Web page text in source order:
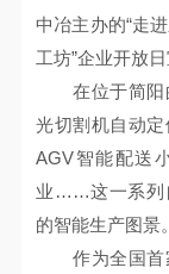
中冶主办的“走
工坊”企业开放
在位于简阳
光切割机自动
AGV智能配送
业……这一系列
的智能生产图景。
作为全国首家